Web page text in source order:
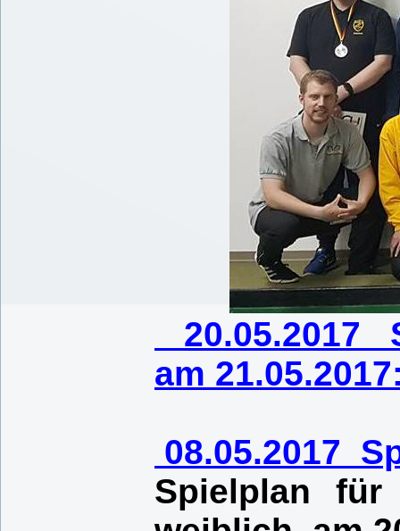
20.05.2017
am
08.05.2017
Spielplan